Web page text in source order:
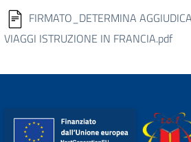
FIRMATO_DETERMINA
VIAGGI ISTRUZIONE IN FRANCIA.pdf